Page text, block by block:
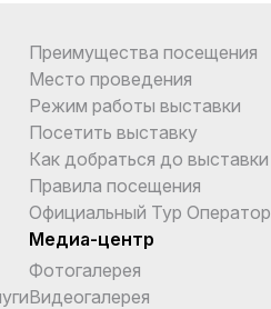
Преимущества посещения
Место проведения
Режим работы выставки
Посетить выставку
Как добраться до выставки
Правила посещения
Официальный Тур Оператор
Медиа-центр
Фотогалерея
Видеогалерея